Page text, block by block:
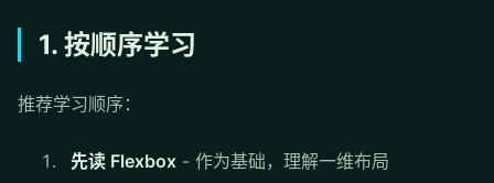
1. 按顺序学习
推荐学习顺序：
先读 Flexbox - 作为基础，理解一维布局